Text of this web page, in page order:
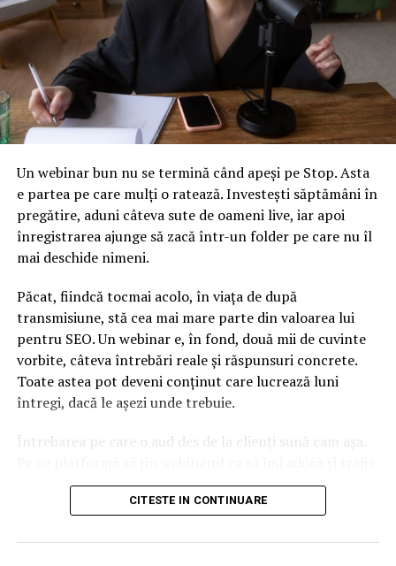
Un webinar bun nu se termină când apeși pe Stop. Asta
e partea pe care mulți o ratează. Investești săptămâni în
pregătire, aduni câteva sute de oameni live, iar apoi
înregistrarea ajunge să zacă într-un folder pe care nu îl
mai deschide nimeni.
Păcat, fiindcă tocmai acolo, în viața de după
transmisiune, stă cea mai mare parte din valoarea lui
pentru SEO. Un webinar e, în fond, două mii de cuvinte
vorbite, câteva întrebări reale și răspunsuri concrete.
Toate astea pot deveni conținut care lucrează luni
întregi, dacă le așezi unde trebuie.
Întrebarea pe care o aud des de la clienți sună cam așa.
din Google, nu doar lead-uri pe moment? Răspunsul
scurt e că platforma contează, dar nu în felul în care
CITESTE IN CONTINUARE